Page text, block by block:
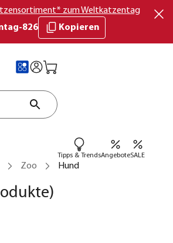
zum Weltkatzentag
826
Kopieren
Tipps & TrendsAngeboteSALE
Zoo Hund